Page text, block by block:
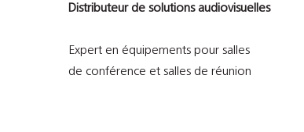
Distributeur de solutions audiovisuelles
Expert en équipements pour salles
de conférence et salles de réunion